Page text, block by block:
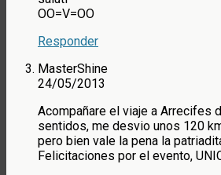
OO=V=OO
Responder
MasterShine
24/05/2013
Acompañare el viaje a Arrecifes
sentidos, me desvio unos 120
pero bien vale la pena la
Felicitaciones por el evento,